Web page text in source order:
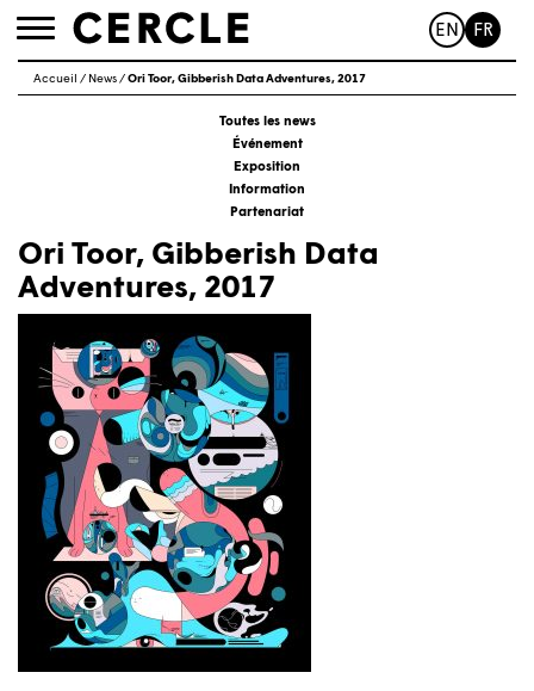
Toggle
EN FR
Accueil / News/Ori Toor, Gibberish Data Adventures, 2017
Toutes les news
Événement
Exposition
Information
Partenariat
Ori Toor, Gibberish Data
Adventures, 2017